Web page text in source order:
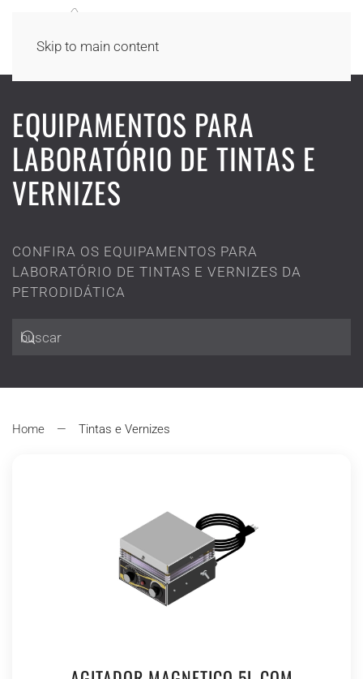
Skip to main content
EQUIPAMENTOS PARA
LABORATÓRIO DE TINTAS E
VERNIZES
CONFIRA OS EQUIPAMENTOS PARA
LABORATÓRIO DE TINTAS E VERNIZES DA
PETRODIDÁTICA
Home Tintas e Vernizes